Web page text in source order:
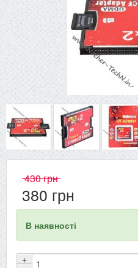
430 грн
380 грн
В наявності
+